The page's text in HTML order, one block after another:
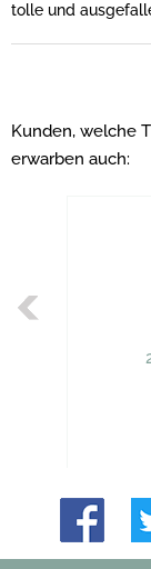
tolle und
Kunden, welche
erwarben auch: